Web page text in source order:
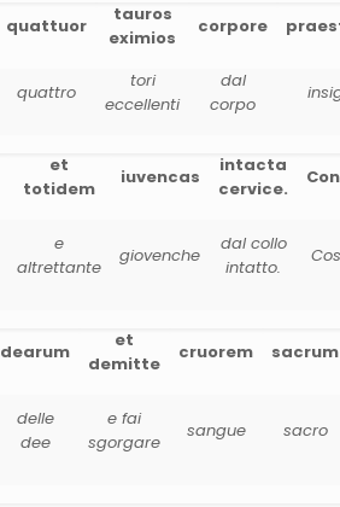
quattuor
tauros
eximios
corpore
quattro
tori
eccellenti
dal
corpo
et
totidem
iuvencas
intacta
cervice.
e
altrettante
giovenche
dal collo
intatto.
dearum
et
demitte
cruorem sacrum
delle
dee
e fai
sgorgare
sangue sacro